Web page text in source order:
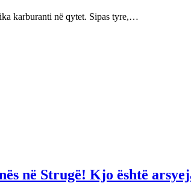
karburanti në qytet. Sipas tyre,…
në Strugë! Kjo është